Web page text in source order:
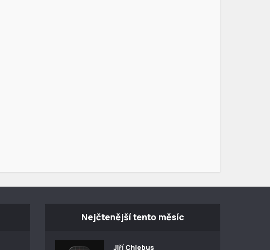
Nejčtenější tento měsíc
Jiří Chlebus